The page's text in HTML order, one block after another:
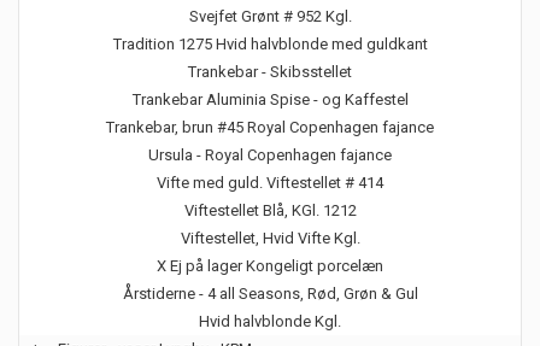
Svejfet Grønt # 952 Kgl.
Tradition 1275 Hvid halvblonde med guldkant
Trankebar - Skibsstellet
Trankebar Aluminia Spise - og Kaffestel
Trankebar, brun #45 Royal Copenhagen fajance
Ursula - Royal Copenhagen fajance
Vifte med guld. Viftestellet # 414
Viftestellet Blå, KGl. 1212
Viftestellet, Hvid Vifte Kgl.
X Ej på lager Kongeligt porcelæn
Årstiderne - 4 all Seasons, Rød, Grøn & Gul
Hvid halvblonde Kgl.